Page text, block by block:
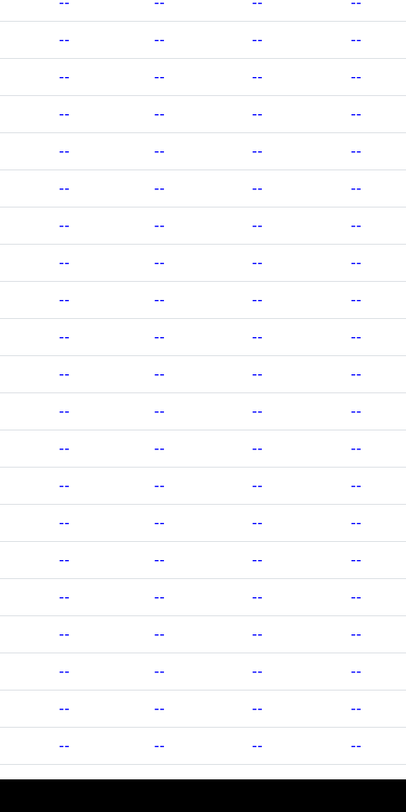
-- -- -- --
-- -- -- --
-- -- -- --
-- -- -- --
-- -- -- --
-- -- -- --
-- -- -- --
-- -- -- --
-- -- -- --
-- -- -- --
-- -- -- --
-- -- -- --
-- -- -- --
-- -- -- --
-- -- -- --
-- -- -- --
-- -- -- --
-- -- -- --
-- -- -- --
-- -- -- --